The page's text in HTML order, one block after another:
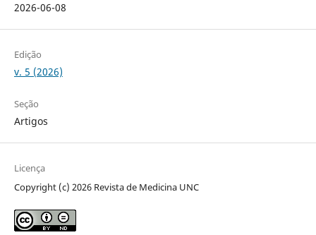
2026-06-08
Edição
v. 5 (2026)
Seção
Artigos
Licença
Copyright (c) 2026 Revista de Medicina UNC